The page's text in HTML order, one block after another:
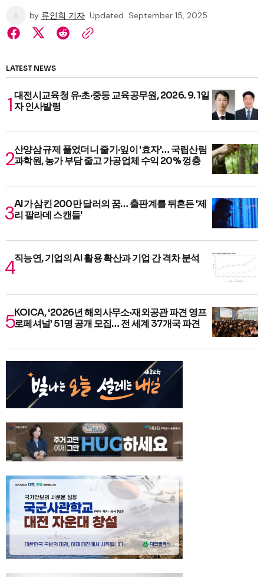
by 류인희 기자 Updated September 15, 2025
LATEST NEWS
대전시교육청 유·초·중등 교육공무원, 2026. 9. 1일
자 인사발령
산양삼 규제 풀었더니 줄기·잎이 '효자'… 국립산림
과학원, 농가 부담 줄고 가공업체 수익 20% 껑충
AI가 삼킨 200만 달러의 꿈… 출판계를 뒤흔든 '제
리 팔라데 스캔들'
직능연, 기업의 AI 활용 확산과 기업 간 격차 분석
KOICA, ‘2026년 해외사무소·재외공관 파견 영프
로페셔널’ 51명 공개 모집… 전 세계 37개국 파견